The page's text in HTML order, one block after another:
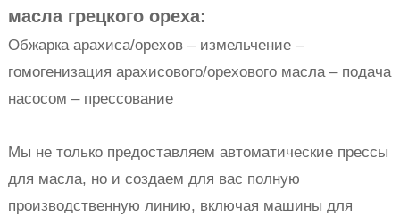
масла грецкого ореха:
Обжарка арахиса/орехов – измельчение –
гомогенизация арахисового/орехового масла – подача
насосом – прессование
Мы не только предоставляем автоматические прессы
для масла, но и создаем для вас полную
производственную линию, включая машины для